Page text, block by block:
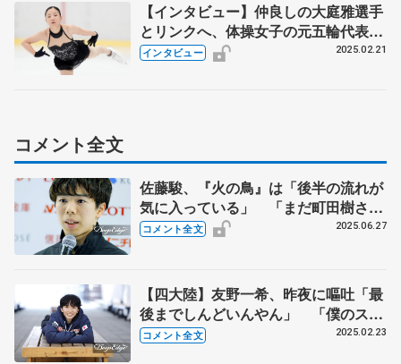
【インタビュー】仲良しの大庭雅選手
とリンクへ、体操女子の元五輪代表・
寺本明日香さんはなぜフィギュアスケ
インタビュー 2025.02.21
コメント全文
佐藤駿、『火の鳥』は「後半の流れが
気に入っている」 「まだ町田樹さん
のようになりきれていない」（囲み取
コメント全文 2025.06.27
【四大陸】友野一希、昨夜に嘔吐「最
後までしんどいんやん」 「僕のスケ
ート人生、ミラノから始まった」 5
コメント全文 2025.02.23